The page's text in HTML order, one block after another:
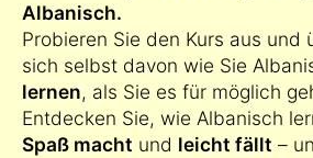
Albanisch.
Probieren Sie den Kurs aus und
sich selbst davon wie Sie
lernen, als Sie es für möglich
Entdecken Sie, wie Albanisch
Spaß macht und leicht fällt –